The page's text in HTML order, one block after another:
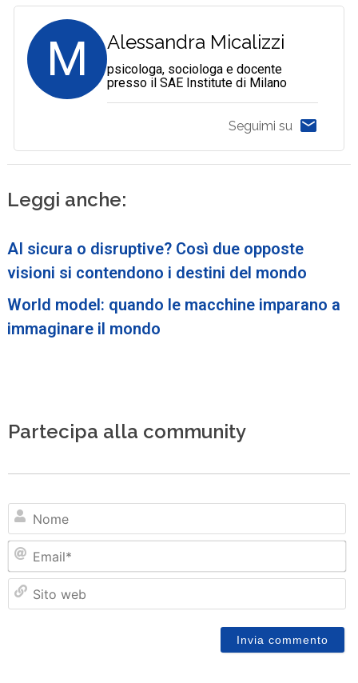
M Alessandra Micalizzi
psicologa, sociologa e docente
presso il SAE Institute di Milano
Seguimi su
Leggi anche:
AI sicura o disruptive? Così due opposte
visioni si contendono i destini del mondo
World model: quando le macchine imparano a
immaginare il mondo
Partecipa alla community